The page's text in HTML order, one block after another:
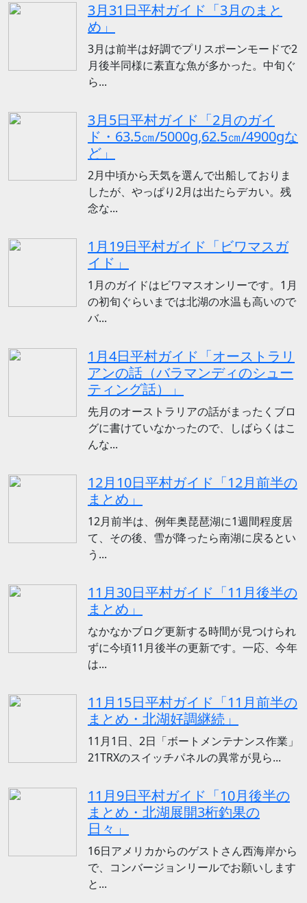
3月31日平村ガイド「3月のまと
め」
3月は前半は好調でプリスポーンモードで2
月後半同様に素直な魚が多かった。中旬ぐ
ら...
3月5日平村ガイド「2月のガイ
ド・63.5㎝/5000g,62.5㎝/4900gな
ど」
2月中頃から天気を選んで出船しておりま
したが、やっぱり2月は出たらデカい。残
念な...
1月19日平村ガイド「ビワマスガ
イド」
1月のガイドはビワマスオンリーです。1月
の初旬ぐらいまでは北湖の水温も高いので
バ...
1月4日平村ガイド「オーストラリ
アンの話（バラマンディのシュー
ティング話）」
先月のオーストラリアの話がまったくブロ
グに書けていなかったので、しばらくはこ
んな...
12月10日平村ガイド「12月前半の
まとめ」
12月前半は、例年奥琵琶湖に1週間程度居
て、その後、雪が降ったら南湖に戻るとい
う...
11月30日平村ガイド「11月後半の
まとめ」
なかなかブログ更新する時間が見つけられ
ずに今頃11月後半の更新です。一応、今年
は...
11月15日平村ガイド「11月前半の
まとめ・北湖好調継続」
11月1日、2日「ボートメンテナンス作業」
21TRXのスイッチパネルの異常が見ら...
11月9日平村ガイド「10月後半の
まとめ・北湖展開3桁釣果の
日々」
16日アメリカからのゲストさん西海岸から
で、コンバージョンリールでお願いします
と...